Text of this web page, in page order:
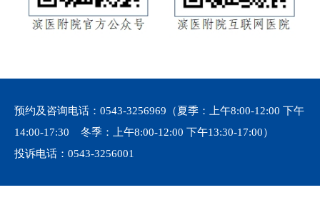
预约及咨询电话： 0543-3256969 （夏季：上午8:00-12:00 下午
14:00-17:30 冬季：上午8:00-12:00 下午13:30-17:00）
投诉电话： 0543-3256001